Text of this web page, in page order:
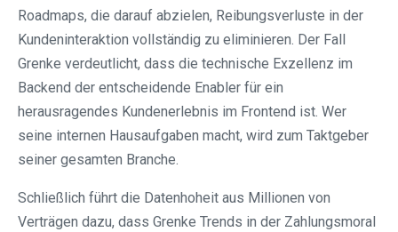
Roadmaps, die darauf abzielen, Reibungsverluste in der
Kundeninteraktion vollständig zu eliminieren. Der Fall
Grenke verdeutlicht, dass die technische Exzellenz im
Backend der entscheidende Enabler für ein
herausragendes Kundenerlebnis im Frontend ist. Wer
seine internen Hausaufgaben macht, wird zum Taktgeber
seiner gesamten Branche.
Schließlich führt die Datenhoheit aus Millionen von
Verträgen dazu, dass Grenke Trends in der Zahlungsmoral